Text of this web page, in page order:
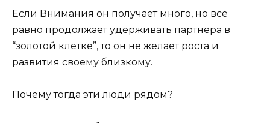
Если Внимания он получает много, но все
равно продолжает удерживать партнера в
“золотой клетке”, то он не желает роста и
развития своему близкому.
Почему тогда эти люди рядом?